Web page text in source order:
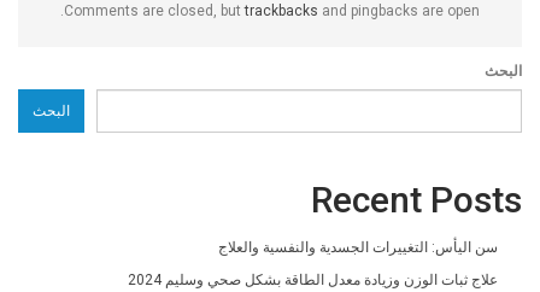
Comments are closed, buttrackbacks and pingbacks are open.
البحث
البحث
Recent Posts
سن اليأس: التغييرات الجسدية والنفسية والعلاج
علاج ثبات الوزن وزيادة معدل الطاقة بشكل صحي وسليم 2024